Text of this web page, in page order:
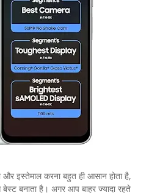
इस्तेमाल करना बहुत ही आसान होता है,
बनाता है। अगर आप बाहर ज्यादा रहते